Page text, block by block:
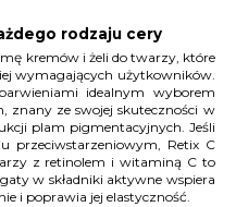
rodzaju cery
kremów i żeli do twarzy, które
wymagających użytkowników.
idealnym wyborem
znany ze swojej skuteczności w
plam pigmentacyjnych. Jeśli
przeciwstarzeniowym, Retix C
z retinolem i witaminą C to
w składniki aktywne wspiera
i poprawia jej elastyczność.